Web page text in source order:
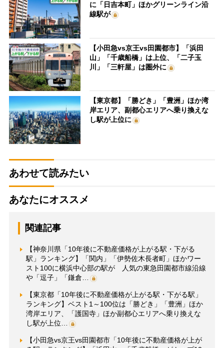
に「日吉本町」ほかグリーンライン沿
線駅が
【小田急vs京王vs田園都市】「浜田
山」「千歳船橋」は上位、「二子玉
川」「三軒屋」は圏外に
【東京都】「勝どき」「豊洲」ほか湾
岸エリア、副都心エリアへ乗り換えな
し駅が上位に
あわせて読みたい
あなたにオススメ
関連記事
【神奈川県「10年後に不動産価格が上がる駅・下がる
駅」ランキング】「関内」「伊勢佐木長者町」ほかワー
スト100に横浜中心部の駅が 人気の東急田園都市線沿線
や「逗子」「鎌倉…
【東京都「10年後に不動産価格が上がる駅・下がる駅」
ランキング】ベスト1～100位は「勝どき」「豊洲」ほか
湾岸エリア、「護国寺」ほか副都心エリアへ乗り換えな
し駅が上位…
【小田急vs京王vs田園都市「10年後に不動産価格が上が